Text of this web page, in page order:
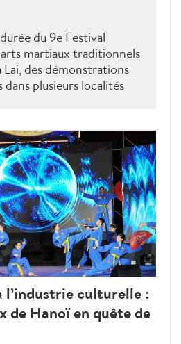
du 9e Festival
martiaux traditionnels
des démonstrations
plusieurs localités
l’industrie culturelle :
de Hanoï en quête de